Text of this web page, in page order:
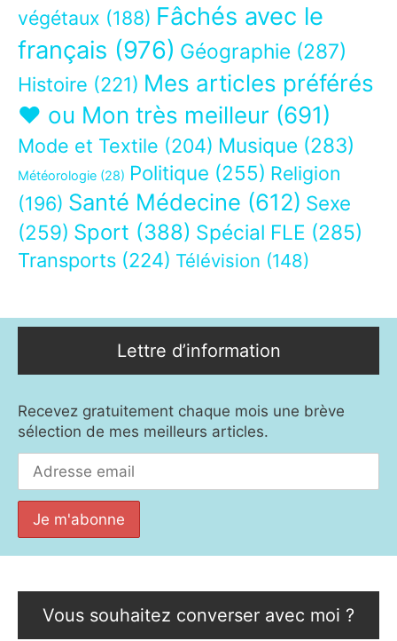
végétaux (188) Fâchés avec le
français (976) Géographie (287)
Histoire (221) Mes articles préférés
❤ ou Mon très meilleur (691)
Mode et Textile (204) Musique (283)
Météorologie (28) Politique (255) Religion
(196) Santé Médecine (612) Sexe
(259) Sport (388) Spécial FLE (285)
Transports (224) Télévision (148)
Lettre d’information
Recevez gratuitement chaque mois une brève
sélection de mes meilleurs articles.
Vous souhaitez converser avec moi ?